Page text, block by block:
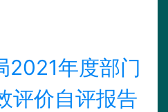
2021年度部门
评价自评报告